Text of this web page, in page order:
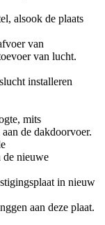
alsook de plaats
van
van lucht.
installeren
mits
de dakdoorvoer.
de nieuwe
in nieuw
aan deze plaat.